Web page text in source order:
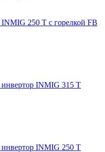
250 T с горелкой FB
INMIG 315 T
INMIG 250 T